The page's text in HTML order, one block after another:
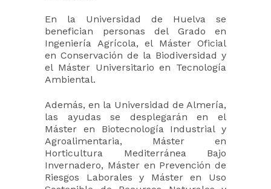
En la Universidad de Huelva se
benefician personas del Grado en
Ingeniería Agrícola, el Máster Oficial
en Conservación de la Biodiversidad y
el Máster Universitario en Tecnología
Ambiental.
Además, en la Universidad de Almería,
las ayudas se desplegarán en el
Máster en Biotecnología Industrial y
Agroalimentaria, Máster en
Horticultura Mediterránea Bajo
Invernadero, Máster en Prevención de
Riesgos Laborales y Máster en Uso